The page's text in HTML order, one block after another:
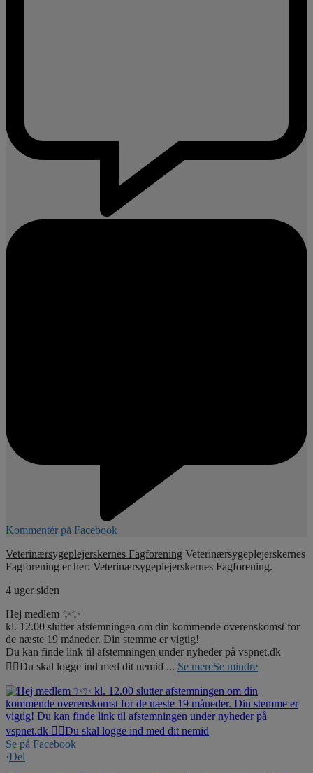
Kommentér på Facebook
Veterinærsygeplejerskernes Fagforening Veterinærsygeplejerskernes
Fagforening er her: Veterinærsygeplejerskernes Fagforening.
4 uger siden
Hej medlem ✨✨
kl. 12.00 slutter afstemningen om din kommende overenskomst for
de næste 19 måneder. Din stemme er vigtig!
Du kan finde link til afstemningen under nyheder på vspnet.dk
☝🏼Du skal logge ind med dit nemid ... Se mereSe mindre
Se på Facebook
·Del